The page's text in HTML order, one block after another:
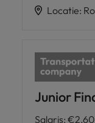
Locatie:
Junior
Salaris: